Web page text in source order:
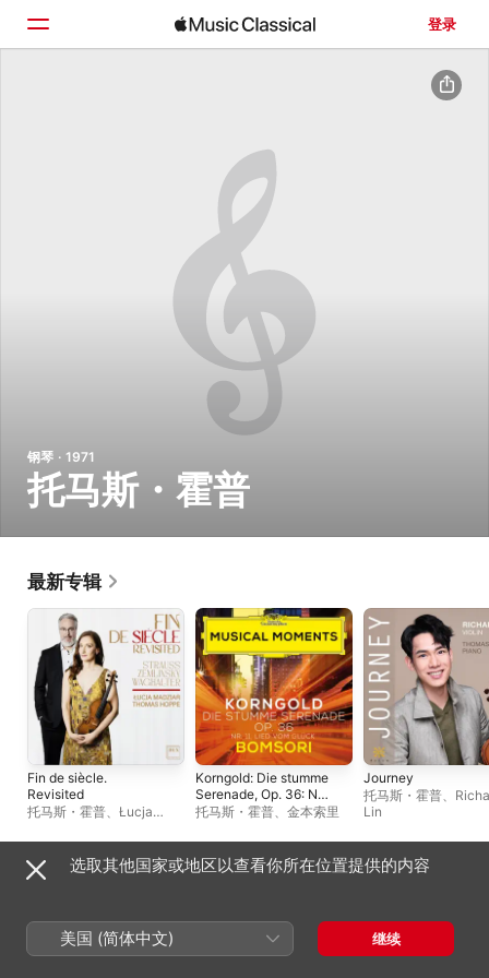
登录
钢琴 · 1971
托马斯・霍普
最新专辑
Fin de siècle.
Revisited
托马斯・霍普、 Łucja
Korngold: Die stumme
Serenade, Op. 36: No.
11, Lied vom Glück
Sonnenmoser for
Violin & Piano)
[Musical Moments] -
托马斯・霍普、 金本索里
Journey
托马斯・霍普、
Lin
单曲与 EP
选取其他国家或地区以查看你所在位置提供的内容
美国 (简体中文) 继续